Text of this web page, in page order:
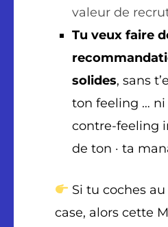
valeur de
Tu veux faire
solides, sans
ton feeling … ni
contre-feeling
de ton · ta
Si tu coches
case, alors cette